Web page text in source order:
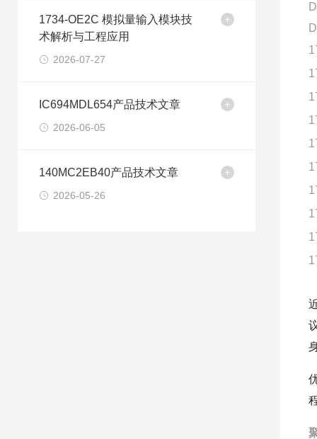
1734-OE2C 模拟量输入模块技
术解析与工程应用
2026-07-27
IC694MDL654产品技术文章
2026-06-05
140MC2EB40产品技术文章
2026-05-26